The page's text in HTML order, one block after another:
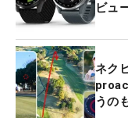
ビュ
ネク
うの